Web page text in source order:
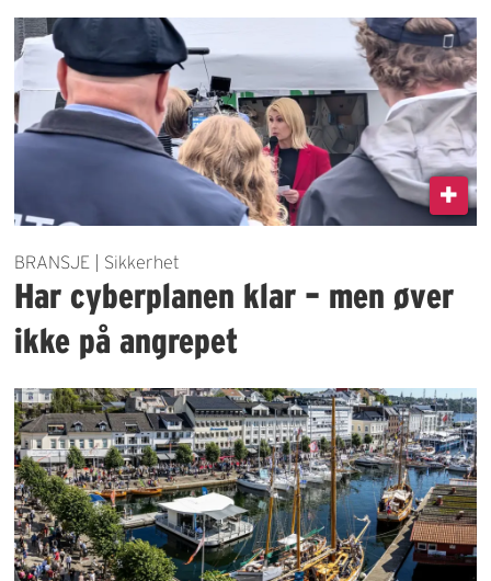
BRANSJE | Sikkerhet
Har cyberplanen klar – men øver
ikke på angrepet